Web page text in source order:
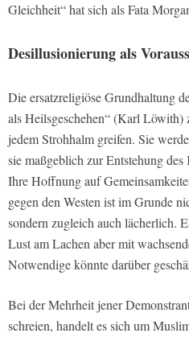
Gleichheit“ hat sich als Fata
Desillusionierung als
Die ersatzreligiöse Grundhaltung
als Heilsgeschehen“ (Karl Löwith)
jedem Strohhalm greifen. Sie
sie maßgeblich zur Entstehung
Ihre Hoffnung auf
gegen den Westen ist im Grunde
sondern zugleich auch lächerlich.
Lust am Lachen aber mit
Notwendige könnte darüber
Bei der Mehrheit jener
schreien, handelt es sich um